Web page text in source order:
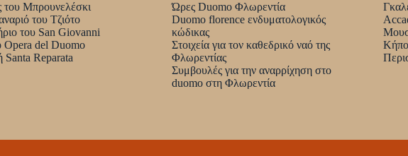
Μπρουνελέσκι
του Τζιότο
του San Giovanni
Opera del Duomo
Santa Reparata
Ώρες Duomo Φλωρεντία
Duomo florence ενδυματολογικός
κώδικας
Στοιχεία για τον καθεδρικό ναό της
Φλωρεντίας
Συμβουλές για την αναρρίχηση στο
duomo στη Φλωρεντία